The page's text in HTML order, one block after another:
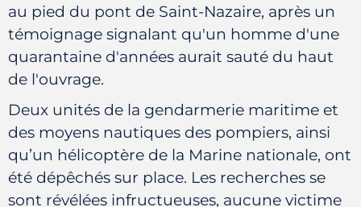
au pied du pont de Saint-Nazaire, après un
témoignage signalant qu'un homme d'une
quarantaine d'années aurait sauté du haut
de l'ouvrage.
Deux unités de la gendarmerie maritime et
des moyens nautiques des pompiers, ainsi
qu’un hélicoptère de la Marine nationale, ont
été dépêchés sur place. Les recherches se
sont révélées infructueuses, aucune victime